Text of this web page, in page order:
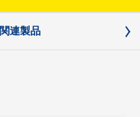
関連製品